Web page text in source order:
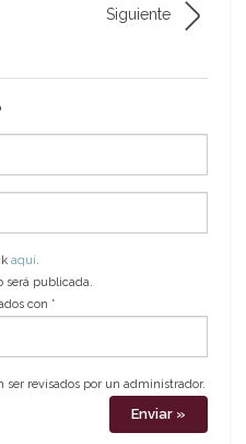
Siguiente
aquí.
será publicada.
con *
ser revisados por un administrador.